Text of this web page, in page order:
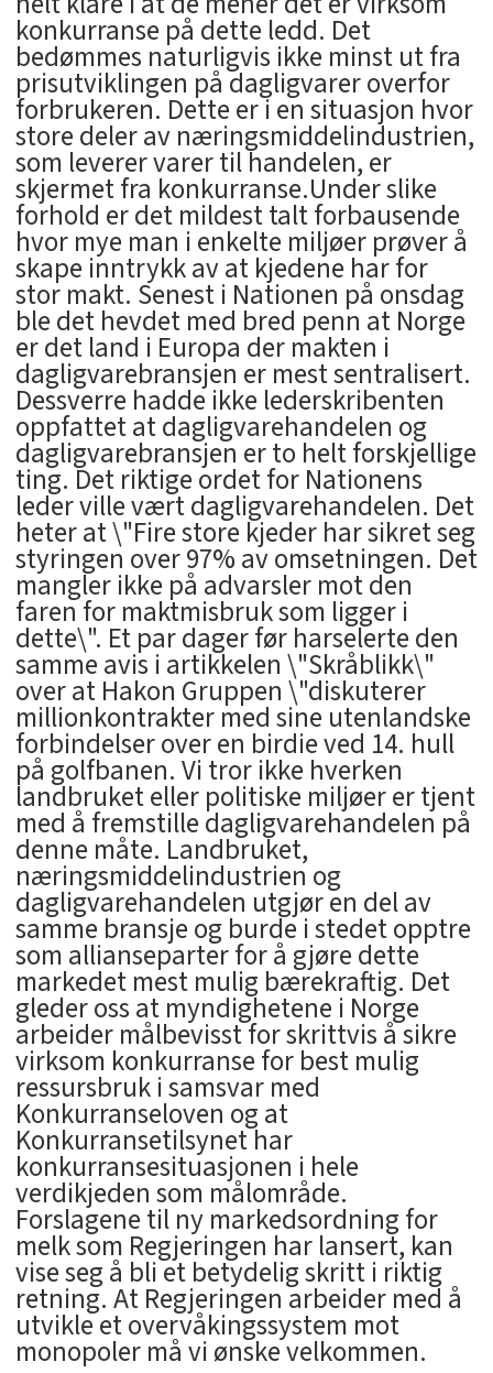
konkurranse på dette ledd. Det
bedømmes naturligvis ikke minst ut fra
prisutviklingen på dagligvarer overfor
forbrukeren. Dette er i en situasjon hvor
store deler av næringsmiddelindustrien,
som leverer varer til handelen, er
skjermet fra konkurranse.Under slike
forhold er det mildest talt forbausende
hvor mye man i enkelte miljøer prøver å
skape inntrykk av at kjedene har for
stor makt. Senest i Nationen på onsdag
ble det hevdet med bred penn at Norge
er det land i Europa der makten i
dagligvarebransjen er mest sentralisert.
Dessverre hadde ikke lederskribenten
oppfattet at dagligvarehandelen og
dagligvarebransjen er to helt forskjellige
ting. Det riktige ordet for Nationens
leder ville vært dagligvarehandelen. Det
heter at \"Fire store kjeder har sikret seg
styringen over 97% av omsetningen. Det
mangler ikke på advarsler mot den
faren for maktmisbruk som ligger i
dette\". Et par dager før harselerte den
samme avis i artikkelen \"Skråblikk\"
over at Hakon Gruppen \"diskuterer
millionkontrakter med sine utenlandske
forbindelser over en birdie ved 14. hull
på golfbanen. Vi tror ikke hverken
landbruket eller politiske miljøer er tjent
med å fremstille dagligvarehandelen på
denne måte. Landbruket,
næringsmiddelindustrien og
dagligvarehandelen utgjør en del av
samme bransje og burde i stedet opptre
som allianseparter for å gjøre dette
markedet mest mulig bærekraftig. Det
gleder oss at myndighetene i Norge
arbeider målbevisst for skrittvis å sikre
virksom konkurranse for best mulig
ressursbruk i samsvar med
Konkurranseloven og at
Konkurransetilsynet har
konkurransesituasjonen i hele
verdikjeden som målområde.
Forslagene til ny markedsordning for
melk som Regjeringen har lansert, kan
vise seg å bli et betydelig skritt i riktig
retning. At Regjeringen arbeider med å
utvikle et overvåkingssystem mot
monopoler må vi ønske velkommen.